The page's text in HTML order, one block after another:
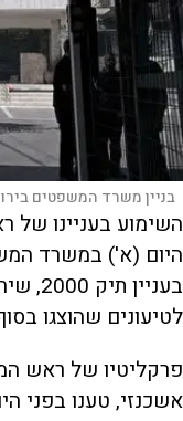
בניין משרד המשפטים
השימוע בעניינו של
היום (א') במשרד
לטיעונים שהוצגו
פרקליטיו של ראש
אשכנזי, טענו בפני